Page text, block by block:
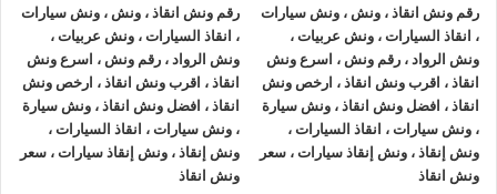
والراحة.
ونش انقاذ سيارات جسر السويس
ما يميزنا عن غيرنا انفرادنا بتقديم خدماتنا باحترافية عالية ونعمل منذ
عام 2002 على الطرق السريعة بكافة انحاء جمهورية مصر العربية
لبناء جسور من الثقة المتبادلة بين الشركة وعملائها و انقاذ و